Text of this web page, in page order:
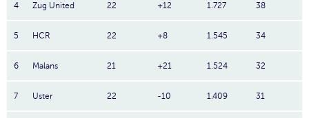
4 Zug United 22 +12 1.727 38
5 HCR 22 +8 1.545 34
6 Malans 21 +21 1.524 32
7 Uster 22 -10 1.409 31